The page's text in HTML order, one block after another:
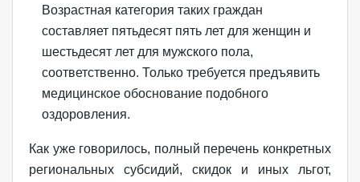
Возрастная категория таких граждан
составляет пятьдесят пять лет для женщин и
шестьдесят лет для мужского пола,
соответственно. Только требуется предъявить
медицинское обоснование подобного
оздоровления.
Как уже говорилось, полный перечень конкретных
региональных субсидий, скидок и иных льгот,